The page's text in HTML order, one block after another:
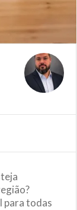
para todas